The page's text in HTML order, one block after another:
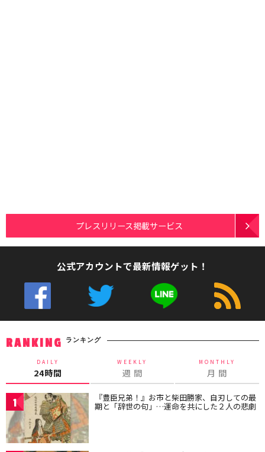
プレスリリース掲載サービス
公式アカウントで最新情報ゲット！
RANKING ランキング
DAILY
24時間
WEEKLY
週 間
MONTHLY
月 間
1 『豊臣兄弟！』お市と柴田勝家、自刃しての最
期と「辞世の句」…運命を共にした２人の悲劇